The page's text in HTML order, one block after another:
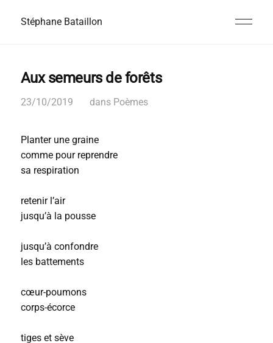
Stéphane Bataillon
Aux semeurs de forêts
23/10/2019 dans Poèmes
Planter une graine
comme pour reprendre
sa respiration
retenir l’air
jusqu’à la pousse
jusqu’à confondre
les battements
cœur-poumons
corps-écorce
tiges et sève